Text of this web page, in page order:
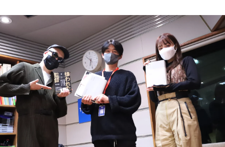
お知らせ
イベント・グッズ
YouTube
会社情報